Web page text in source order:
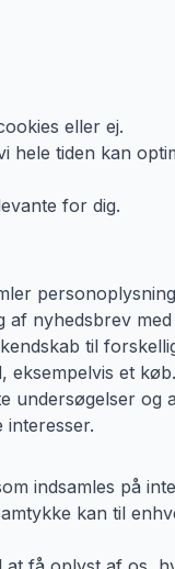
eller ej.
hele tiden kan
for dig.
af nyhedsbrev med
til
eksempelvis et
undersøgelser og
indsamles på
kan til